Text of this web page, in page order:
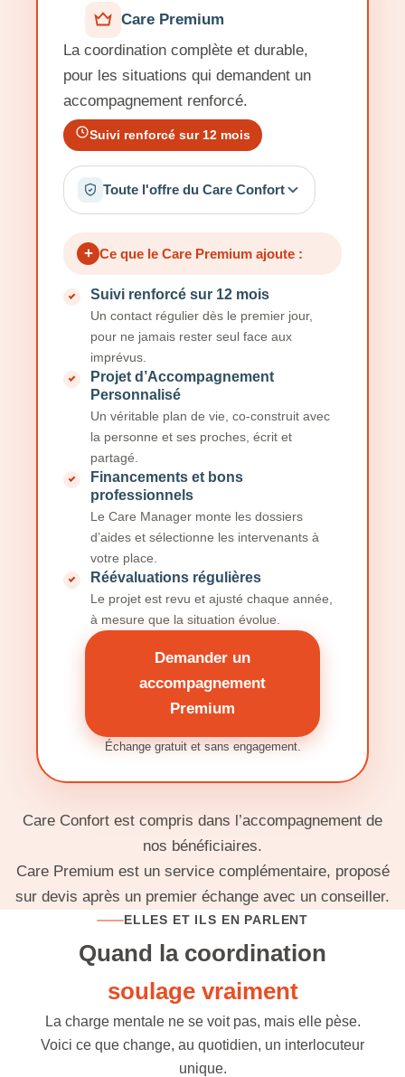
Care Premium
La coordination complète et durable,
pour les situations qui demandent un
accompagnement renforcé.
Suivi renforcé sur 12 mois
Toute l'offre du Care Confort
+ Ce que le Care Premium ajoute :
Suivi renforcé sur 12 mois
Un contact régulier dès le premier jour,
pour ne jamais rester seul face aux
imprévus.
Projet d’Accompagnement
Personnalisé
Un véritable plan de vie, co-construit avec
la personne et ses proches, écrit et
partagé.
Financements et bons
professionnels
Le Care Manager monte les dossiers
d’aides et sélectionne les intervenants à
votre place.
Réévaluations régulières
Le projet est revu et ajusté chaque année,
à mesure que la situation évolue.
Demander un
accompagnement
Premium
Échange gratuit et sans engagement.
Care Confort est compris dans l’accompagnement de
nos bénéficiaires.
Care Premium est un service complémentaire, proposé
sur devis après un premier échange avec un conseiller.
ELLES ET ILS EN PARLENT
Quand la coordination
soulage vraiment
La charge mentale ne se voit pas, mais elle pèse.
Voici ce que change, au quotidien, un interlocuteur
unique.